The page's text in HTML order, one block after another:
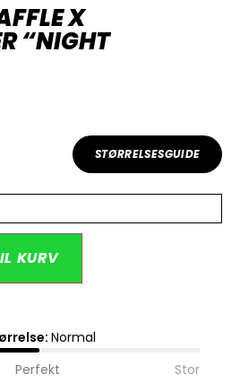
X
“NIGHT
STØRRELSESGUIDE
KURV
Normal
Perfekt Stor